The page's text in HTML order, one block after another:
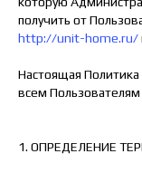
получить от
http://unit-home.ru/
Настоящая
всем Пользователям
1. ОПРЕДЕЛЕНИЕ